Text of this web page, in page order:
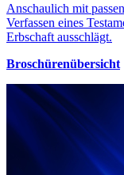
Anschaulich mit
Verfassen eines
Erbschaft ausschlägt.
Broschürenübersicht